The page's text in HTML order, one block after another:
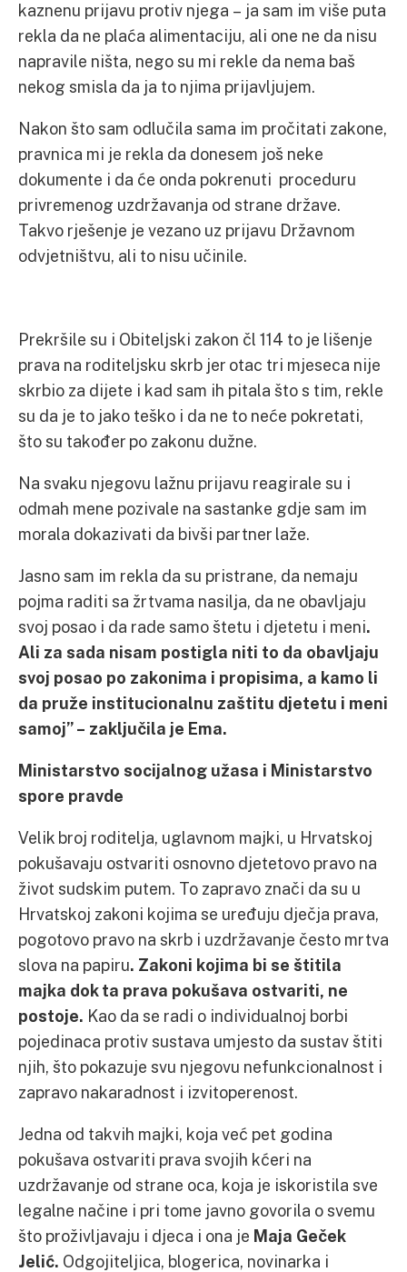
kaznenu prijavu protiv njega – ja sam im više puta
rekla da ne plaća alimentaciju, ali one ne da nisu
napravile ništa, nego su mi rekle da nema baš
nekog smisla da ja to njima prijavljujem.
Nakon što sam odlučila sama im pročitati zakone,
pravnica mi je rekla da donesem još neke
dokumente i da će onda pokrenuti proceduru
privremenog uzdržavanja od strane države.
Takvo rješenje je vezano uz prijavu Državnom
odvjetništvu, ali to nisu učinile.
Prekršile su i Obiteljski zakon čl 114 to je lišenje
prava na roditeljsku skrb jer otac tri mjeseca nije
skrbio za dijete i kad sam ih pitala što s tim, rekle
su da je to jako teško i da ne to neće pokretati,
što su također po zakonu dužne.
Na svaku njegovu lažnu prijavu reagirale su i
odmah mene pozivale na sastanke gdje sam im
morala dokazivati da bivši partner laže.
Jasno sam im rekla da su pristrane, da nemaju
pojma raditi sa žrtvama nasilja, da ne obavljaju
svoj posao i da rade samo štetu i djetetu i meni.
Ali za sada nisam postigla niti to da obavljaju
svoj posao po zakonima i propisima, a kamo li
da pruže institucionalnu zaštitu djetetu i meni
samoj” – zaključila je Ema.
Ministarstvo socijalnog užasa i Ministarstvo
spore pravde
Velik broj roditelja, uglavnom majki, u Hrvatskoj
pokušavaju ostvariti osnovno djetetovo pravo na
život sudskim putem. To zapravo znači da su u
Hrvatskoj zakoni kojima se uređuju dječja prava,
pogotovo pravo na skrb i uzdržavanje često mrtva
slova na papiru. Zakoni kojima bi se štitila
majka dok ta prava pokušava ostvariti, ne
postoje. Kao da se radi o individualnoj borbi
pojedinaca protiv sustava umjesto da sustav štiti
njih, što pokazuje svu njegovu nefunkcionalnost i
zapravo nakaradnost i izvitoperenost.
Jedna od takvih majki, koja već pet godina
pokušava ostvariti prava svojih kćeri na
uzdržavanje od strane oca, koja je iskoristila sve
legalne načine i pri tome javno govorila o svemu
što proživljavaju i djeca i ona je Maja Geček
Jelić. Odgojiteljica, blogerica, novinarka i